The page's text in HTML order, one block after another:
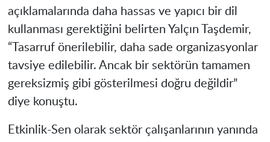
açıklamalarında daha hassas ve yapıcı bir dil
kullanması gerektiğini belirten Yalçın Taşdemir,
“Tasarruf önerilebilir, daha sade organizasyonlar
tavsiye edilebilir. Ancak bir sektörün tamamen
gereksizmiş gibi gösterilmesi doğru değildir”
diye konuştu.
Etkinlik-Sen olarak sektör çalışanlarının yanında